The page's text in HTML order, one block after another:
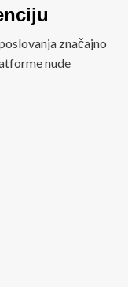
značajno
nude